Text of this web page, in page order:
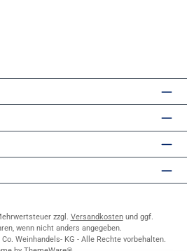
zzgl. Versandkostenund ggf.
wenn nicht anders angegeben.
Weinhandels- KG - Alle Rechte vorbehalten.